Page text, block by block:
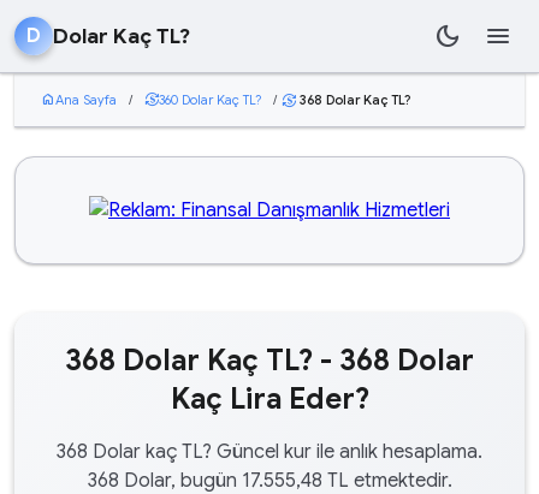
D Dolar Kaç TL? dark_mode menu
homeAna Sayfa / currency_exchange360 Dolar Kaç TL? / currency_exchange 368 Dolar Kaç TL?
368 Dolar Kaç TL? - 368 Dolar
Kaç Lira Eder?
368 Dolar kaç TL? Güncel kur ile anlık hesaplama.
368 Dolar, bugün 17.555,48 TL etmektedir.